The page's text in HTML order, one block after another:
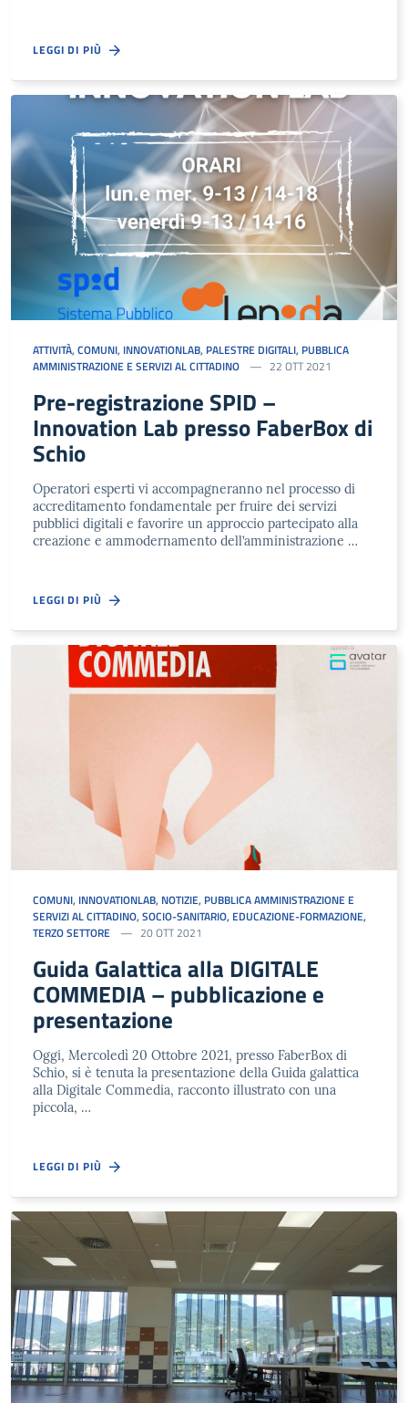
LEGGI DI PIÙ
ATTIVITÀ, COMUNI, INNOVATIONLAB, PALESTRE DIGITALI, PUBBLICA
AMMINISTRAZIONE E SERVIZI AL CITTADINO
22 OTT 2021
Pre-registrazione SPID –
Innovation Lab presso FaberBox di
Schio
Operatori esperti vi accompagneranno nel processo di
accreditamento fondamentale per fruire dei servizi
pubblici digitali e favorire un approccio partecipato alla
creazione e ammodernamento dell’amministrazione …
LEGGI DI PIÙ
COMUNI, INNOVATIONLAB, NOTIZIE, PUBBLICA AMMINISTRAZIONE E
SERVIZI AL CITTADINO, SOCIO-SANITARIO, EDUCAZIONE-FORMAZIONE,
TERZO SETTORE
20 OTT 2021
Guida Galattica alla DIGITALE
COMMEDIA – pubblicazione e
presentazione
Oggi, Mercoledì 20 Ottobre 2021, presso FaberBox di
Schio, si è tenuta la presentazione della Guida galattica
alla Digitale Commedia, racconto illustrato con una
piccola, …
LEGGI DI PIÙ